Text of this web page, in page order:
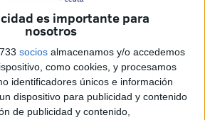
es importante para
nosotros
socios almacenamos y/o accedemos
como cookies, y procesamos
identificadores únicos e información
dispositivo para publicidad y contenido
de publicidad y contenido,
de españoles
de ellos les tocó pasar lamili
obligatoria que había que
rastro en forma de archivos y